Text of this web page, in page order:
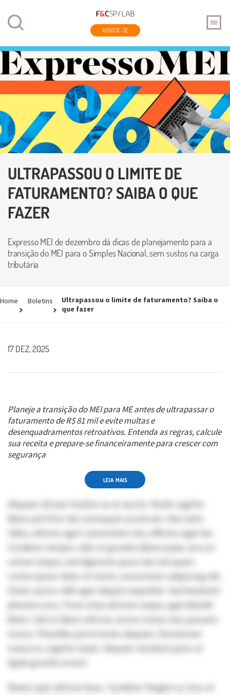
ASSOCIE-SE
ULTRAPASSOU O LIMITE DE
FATURAMENTO? SAIBA O QUE
FAZER
Expresso MEI de dezembro dá dicas de planejamento para a
transição do MEI para o Simples Nacional, sem sustos na carga
tributária
Home Boletins
Ultrapassou o limite de faturamento? Saiba o
que fazer
17 DEZ, 2025
Planeje a transição do MEI para ME antes de ultrapassar o
faturamento de R$ 81 mil e evite multas e
desenquadramentos retroativos. Entenda as regras, calcule
sua receita e prepare-se financeiramente para crescer com
segurança
LEIA MAIS
Aliquam dictum facilisis ex et auctor. Morbi sagittis
libero porttitor dui consequat accumsan. Duis enim
tellus, ultrices eget consectetur non, efficitur eget leo.
Curabitur tempor, odio at gravida ullamcorper, arcu ex
rutrum neque, sed dignissim purus dui sed quam.
Lorem ipsum dolor sit amet, consectetur adipiscing elit.
Etiam auctor nibh eget aliquet imperdiet. Sed hendrerit
pharetra arcu. Proin vitae ultricies neque, eget blandit
libero. Sed ac libero ultrices, luctus metus non, posuere
massa. Phasellus porta lorem aliquam, fermentum
massa in, sagittis turpis. Aliquam tincidunt justo et
ligula gravida ornare.
Mauris quis ultrices lacus. Curabitur feugiat ac risus at